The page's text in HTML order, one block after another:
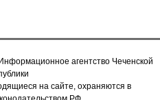
агентство Чеченской
на сайте, охраняются в